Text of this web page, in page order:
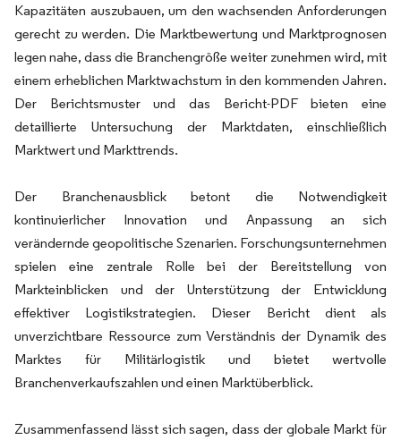
Kapazitäten auszubauen, um den wachsenden Anforderungen
gerecht zu werden. Die Marktbewertung und Marktprognosen
legen nahe, dass die Branchengröße weiter zunehmen wird, mit
einem erheblichen Marktwachstum in den kommenden Jahren.
Der Berichtsmuster und das Bericht-PDF bieten eine
detaillierte Untersuchung der Marktdaten, einschließlich
Marktwert und Markttrends.
Der Branchenausblick betont die Notwendigkeit
kontinuierlicher Innovation und Anpassung an sich
verändernde geopolitische Szenarien. Forschungsunternehmen
spielen eine zentrale Rolle bei der Bereitstellung von
Markteinblicken und der Unterstützung der Entwicklung
effektiver Logistikstrategien. Dieser Bericht dient als
unverzichtbare Ressource zum Verständnis der Dynamik des
Marktes für Militärlogistik und bietet wertvolle
Branchenverkaufszahlen und einen Marktüberblick.
Zusammenfassend lässt sich sagen, dass der globale Markt für